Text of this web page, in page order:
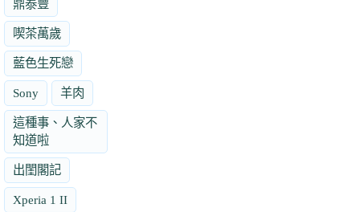
鼎泰豐
喫茶萬歲
藍色生死戀
Sony 羊肉
這種事、人家不
知道啦
出閨閣記
Xperia 1 II